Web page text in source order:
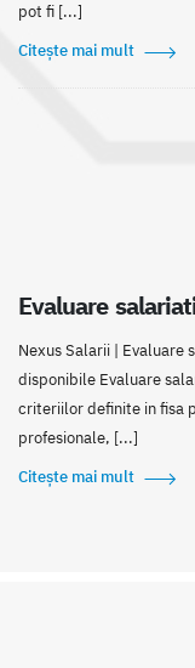
pot fi [...]
Citește mai mult
Evaluare
Nexus Salarii | Evaluare
disponibile Evaluare
criteriilor definite in fisa
profesionale, [...]
Citește mai mult